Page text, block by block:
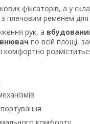
фіксаторів, а у
з плечовим ременем для
рук, а
по всій площі,
комфортно